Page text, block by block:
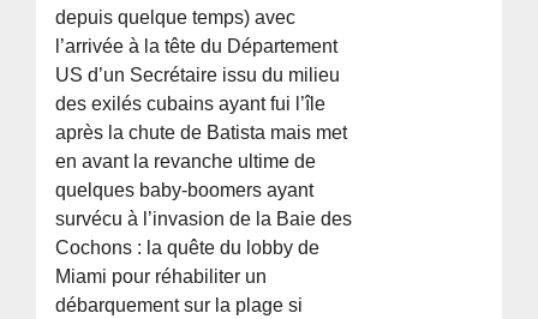
depuis quelque temps) avec
l’arrivée à la tête du Département
US d’un Secrétaire issu du milieu
des exilés cubains ayant fui l’île
après la chute de Batista mais met
en avant la revanche ultime de
quelques baby-boomers ayant
survécu à l’invasion de la Baie des
Cochons : la quête du lobby de
Miami pour réhabiliter un
débarquement sur la plage si